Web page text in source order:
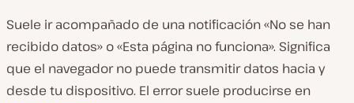
Suele ir acompañado de una notificación «No se han
recibido datos» o «Esta página no funciona». Significa
que el navegador no puede transmitir datos hacia y
desde tu dispositivo. El error suele producirse en